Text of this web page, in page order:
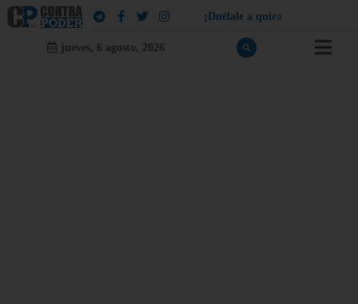
¡ Dué a e a quien
jueves, 6 agosto, 2026